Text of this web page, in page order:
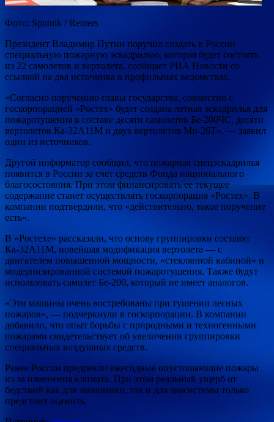
Фото: Sputnik / Reuters
Президент Владимир Путин поручил создать в России
специальную пожарную эскадрилью, которая будет состоять
из 22 самолетов и вертолета, сообщает РИА Новости со
ссылкой на два источника в профильных ведомствах.
«Согласно поручению главы государства, совместно с
госкорпорацией «Ростех» будет создана летная эскадрилья для
пожаротушения в составе десяти самолетов Бе-200ЧС, десяти
вертолетов Ка-32А11М и двух вертолетов Ми-26Т», — заявил
один из источников.
Другой информатор сообщил, что пожарная спецэскадрилья
появится в России за счет средств Фонда национального
благосостояния. При этом финансировать ее текущее
содержание станет осуществлять госкорпорация «Ростех». В
компании подтвердили, что «действительно, такое поручение
есть».
В «Ростехе» рассказали, что основу группировки составят
Ка-32А11М, новейшая модификация вертолета — с
двигателем повышенной мощности, «стеклянной кабиной» и
модернизированной системой пожаротушения. Также будут
использовать самолет Бе-200, который не имеет аналогов.
«Эти машины очень востребованы при тушении лесных
пожаров», — подчеркнули в госкорпорации. В компании
добавили, что опыт борьбы с природными и техногенными
пожарами свидетельствует об увеличении группировки
специальных воздушных средств.
Ранее России предрекли ежегодные опустошающие пожары
из-за изменения климата. При этом реальный ущерб от
бедствий как для экономики, так и для экосистемы только
предстоит оценить.